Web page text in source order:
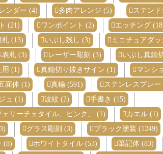
ンダー (4) 多肉アレンジ (5)
ステン
(21) ワンポイント (2) エッチング
(13) いぶし残し (3)
ミニチュアダ
表札 (3) レーザー彫刻 (3)
いぶし真鍮
用 (1) 真鍮切り抜きサイン (1)
マンシ
面体 (1) 真鍮 (591)
ステンレスプレー
ュ (1) 波紋 (2)
手書き (15)
ェリーチェタイル、ピンク、 (1) カエル (1)
グラス彫刻 (3)
ブラック塗装 (1249)
(8) ホワイトタイル (53) 筆記体 (83)